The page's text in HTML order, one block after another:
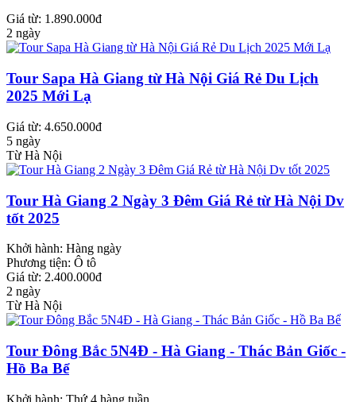
Giá từ: 1.890.000đ
2 ngày
Tour Sapa Hà Giang từ Hà Nội Giá Rẻ Du Lịch
2025 Mới Lạ
Giá từ: 4.650.000đ
5 ngày
Từ Hà Nội
Tour Hà Giang 2 Ngày 3 Đêm Giá Rẻ từ Hà Nội Dv
tốt 2025
Khởi hành: Hàng ngày
Phương tiện: Ô tô
Giá từ: 2.400.000đ
2 ngày
Từ Hà Nội
Tour Đông Bắc 5N4Đ - Hà Giang - Thác Bản Giốc -
Hồ Ba Bể
Khởi hành: Thứ 4 hàng tuần